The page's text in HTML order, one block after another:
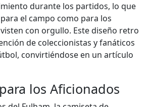
durante los partidos, lo que
el campo como para los
con orgullo. Este diseño retro
de coleccionistas y fanáticos
convirtiéndose en un artículo
los Aficionados